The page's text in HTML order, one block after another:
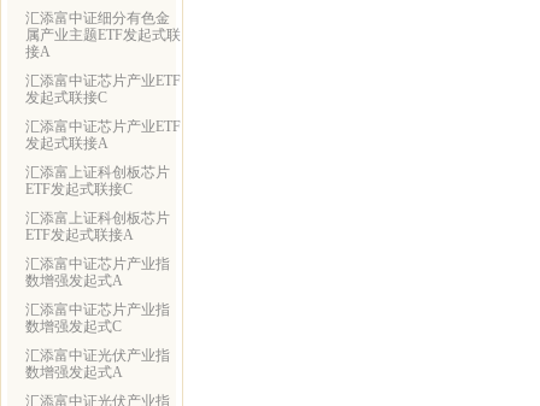
汇添富中证细分有色金
属产业主题ETF发起式联
接A
汇添富中证芯片产业ETF
发起式联接C
汇添富中证芯片产业ETF
发起式联接A
汇添富上证科创板芯片
ETF发起式联接C
汇添富上证科创板芯片
ETF发起式联接A
汇添富中证芯片产业指
数增强发起式A
汇添富中证芯片产业指
数增强发起式C
汇添富中证光伏产业指
数增强发起式A
汇添富中证光伏产业指